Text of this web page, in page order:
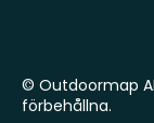
© Outdoormap
förbehållna.